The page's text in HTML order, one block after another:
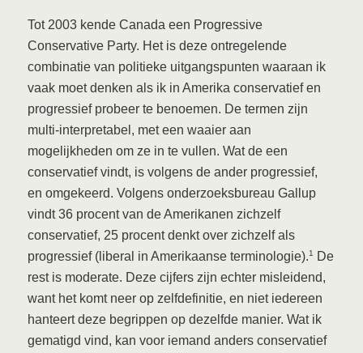
Tot 2003 kende Canada een Progressive
Conservative Party. Het is deze ontregelende
combinatie van politieke uitgangspunten waaraan ik
vaak moet denken als ik in Amerika conservatief en
progressief probeer te benoemen. De termen zijn
multi-interpretabel, met een waaier aan
mogelijkheden om ze in te vullen. Wat de een
conservatief vindt, is volgens de ander progressief,
en omgekeerd. Volgens onderzoeksbureau Gallup
vindt 36 procent van de Amerikanen zichzelf
conservatief, 25 procent denkt over zichzelf als
progressief (liberal in Amerikaanse terminologie).1
De
rest is moderate. Deze cijfers zijn echter misleidend,
want het komt neer op zelfdefinitie, en niet iedereen
hanteert deze begrippen op dezelfde manier. Wat ik
gematigd vind, kan voor iemand anders conservatief